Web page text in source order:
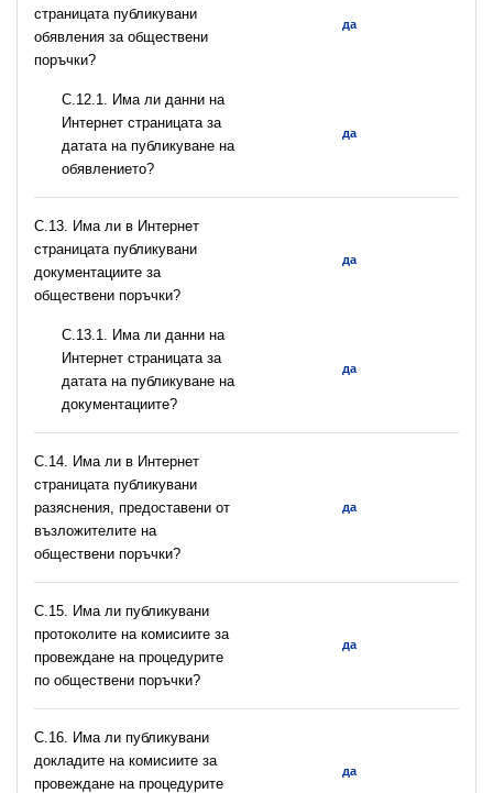
страницата публикувани
обявления за обществени
поръчки?
да
С.12.1. Има ли данни на
Интернет страницата за
датата на публикуване на
обявлението?
да
С.13. Има ли в Интернет
страницата публикувани
документациите за
обществени поръчки?
да
С.13.1. Има ли данни на
Интернет страницата за
датата на публикуване на
документациите?
да
С.14. Има ли в Интернет
страницата публикувани
разяснения, предоставени от
възложителите на
обществени поръчки?
да
С.15. Има ли публикувани
протоколите на комисиите за
провеждане на процедурите
по обществени поръчки?
да
С.16. Има ли публикувани
докладите на комисиите за
провеждане на процедурите
да